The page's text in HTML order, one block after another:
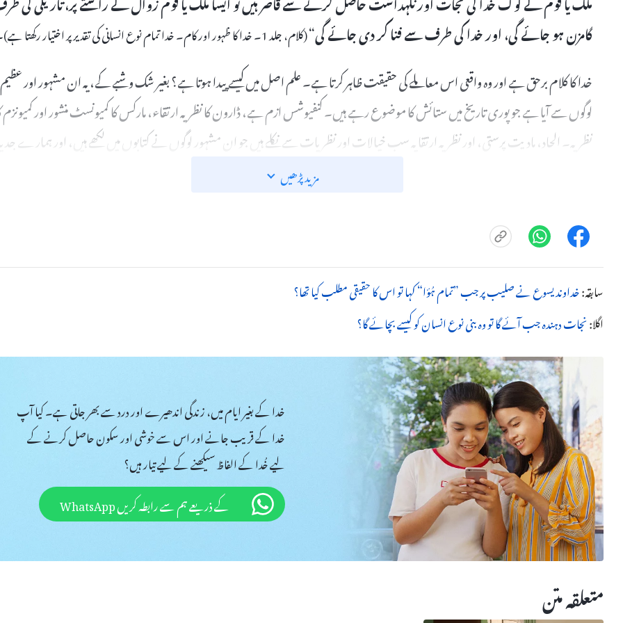
گامزن ہو جائے گی، اور خدا کی طرف سے فنا کر دی جائے گی“(کلام، جلد 1۔ خدا کا ظہور اور کام۔ خدا تمام نوع انسانی کی تقدیر پر اختیار رکھتا ہے)
خدا کا کلام برحق ہے اور وہ واقعی اس معاملے کی حقیقت ظاہر کرتا ہے۔ علم اصل میں کیسے پیدا ہوتا ہے؟ بغیر شک و شبے کے، یہ ان مشہور اور عظیم
لوگوں سے آیا ہے جو پوری تاریخ میں ستائش کا موضوع رہے ہیں۔ کنفیوشس ازم ہے، ڈارون کا نظریہ ارتقاء، مارکس کا کمیونسٹ منشور اور کمیونزم
نظریہ۔ الحاد، مادیت پرستی، اور نظریہ ارتقا یہ سب خیالات اور نظریات سے نکلے ہیں جو ان مشہور لوگوں نے کتابوں میں لکھے ہیں، اور ہمارے
معاشرے میں سائنس اور تھیوری کی بنیاد ہیں۔ ان تمام عقائد اور نظریات کو حکمران طبقات نےتمام ادوار میں فروغ دیا ہے۔ انھوں نے انھیں
زنگ آلود اور شل کی ہے، بنی نوع انسان کو گمراہ اور بدعنوان کرنے کے لیے حکمران طبقوں کے آلہ کار بن گئے ہیں۔ ساری بنی نوع انسان تعلیم اور
علم و سائنس کے زیر اثر مزید سے مزید تربدعنوان ہوچکی ہے، اور اس طرح معاشرہ تاریک تراور مزید افراتفری کا شکار ہو چکا ہے، اس حد تک کہ خدا
اور انسان دونوں طیش میں ہیں۔ اب آفات زیادہ سے زیادہ اور تسلسل سے ہوتی جا رہی ہیں اور ناگہانی مصیبت وار کرنے سے کبھی نہیں چوکتی۔
کسی بھی وقت بڑی جنگیں چھڑ سکتی ہیں۔ لوگ خوف میں جی رہے ہیں، جیسے انھیں دنیا کے خاتمے کا سامنا ہے۔ یہ واقعی ہمیں حیرت میں ڈال دیتا
ہے کیاسائنس اور علم واقعی سچ بھی ہیں یا نہیں؟ لوگ ان کی جستجو کرتے ہیں اور انھیں زیادہ سے زیادہ قبول کرتے ہیں، لیکن وہ نہ گناہ سے فرار
ہیں اور نہ خوشی پا سکتے ہیں، اس کے بجائے مزید بدعنوان اور برے ہو تے جارہے ہیں، گناہ اور کرب میں ڈوب رہے ہیں جن سے وہ فرار نہیں ہو
سکتے۔ آئیے ان مشہور، عظیم لوگوں کے حقیقی جوہر پر ایک نظر ڈالتے ہیں، جن کی ہر کوئی پرستش کرتا ہے۔ وہ سب ملحد اور ارتقاء پسند رہے ہیں جو
کا انکار اور اسے مسترد کرتے ہیں۔ وہ خدا کے وجود پر یقین یا یہ اعتقاد نہیں رکھتے کہ ہر چیز پر اسی کی حکمرانی ہے۔ وہ خاص طور پر وہ سچائیاں قبول
کریں گے جن کا خدا اظہار کرتا ہے۔ ان کی تمام باتوں میں، ایک لفظ بھی معاشرے کی تاریکی کا پول نہیں کھولتا؛ ایک لفظ بھی شیطان کی طرف سے
بدعنوان کیے گئے انسانوں کا جوہر اور اصلیت بے نقاب نہیں کرتا؛ ایک لفظ بھی حکمران طبقوں کی فطرت اور برے جوہر کا پردہ فاش نہیں کرتا، یا
اس میں خدا کے وجود اور خدا کے کام کی گواہی ہے، یا اس میں خدا کے اعمال اور خدا کی محبت کی گواہی ہے یا وہ خدا کے کلام میں سچائی سے ہم
ہے۔ ان کے تمام الفاظ بدعت اور مغالطے ہیں جو خدا کا انکار اور مخالفت کرتے ہیں۔ مجموعی طور پر، ان کی گفتگو مکمل طور پر حکمران طبقات کے
مفادات برقرار رکھنے، گمراہ کرنے، بدعنوانی کرنے اور بنی نوع انسان کو نقصان پہنچانے کے لیے ہے، اور نتیجتاً انھوں نے انسانیت کو تاریک اور
مزید پڑھیں
سابقہ:خداوند یسوع نے صلیب پر جب ”تمام ہُؤا“ کہا تو اس کا حقیقی مطلب کیا تھا؟
اگلا:نجات دہندہ جب آئے گا تو وہ بنی نوع انسان کو کیسے بچائے گا؟
خدا کے بغیر ایام میں، زندگی اندھیرے اور درد سے بھر جاتی ہے۔ کیا آپ
خدا کے قریب جانے اور اس سے خوشی اور سکون حاصل کرنے کے
لیے خُدا کے الفاظ سیکھنے کے لیے تیار ہیں؟
کے ذریعے ہم سے رابطہ کریں WhatsApp
متعلقہ متن